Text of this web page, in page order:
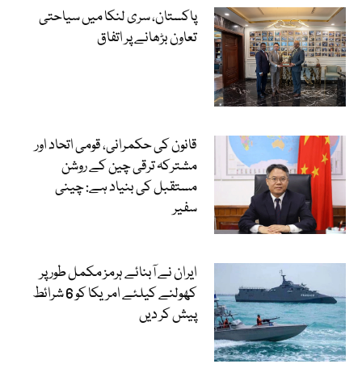
پاکستان، سری لنکا میں سیاحتی
تعاون بڑھانے پر اتفاق
قانون کی حکمرانی، قومی اتحاد اور
مشترکہ ترقی چین کے روشن
مستقبل کی بنیاد ہے: چینی
سفیر
ایران نے آبنائے ہرمز مکمل طور پر
کھولنے کیلئے امریکا کو 6 شرائط
پیش کر دیں